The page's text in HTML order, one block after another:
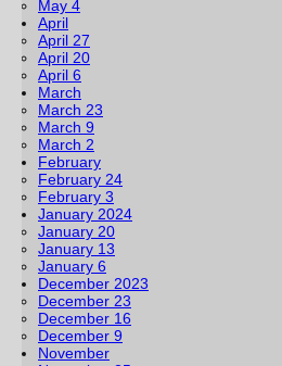
May 4
April
April 27
April 20
April 6
March
March 23
March 9
March 2
February
February 24
February 3
January 2024
January 20
January 13
January 6
December 2023
December 23
December 16
December 9
November